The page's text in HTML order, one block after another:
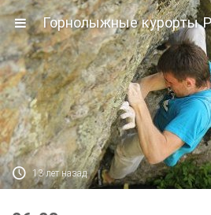
Горнолыжные курорты
 13 лет назад